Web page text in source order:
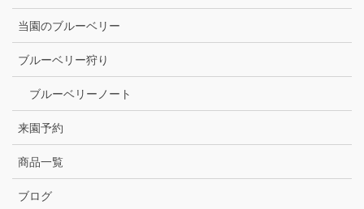
当園のブルーベリー
ブルーベリー狩り
ブルーベリーノート
来園予約
商品一覧
ブログ